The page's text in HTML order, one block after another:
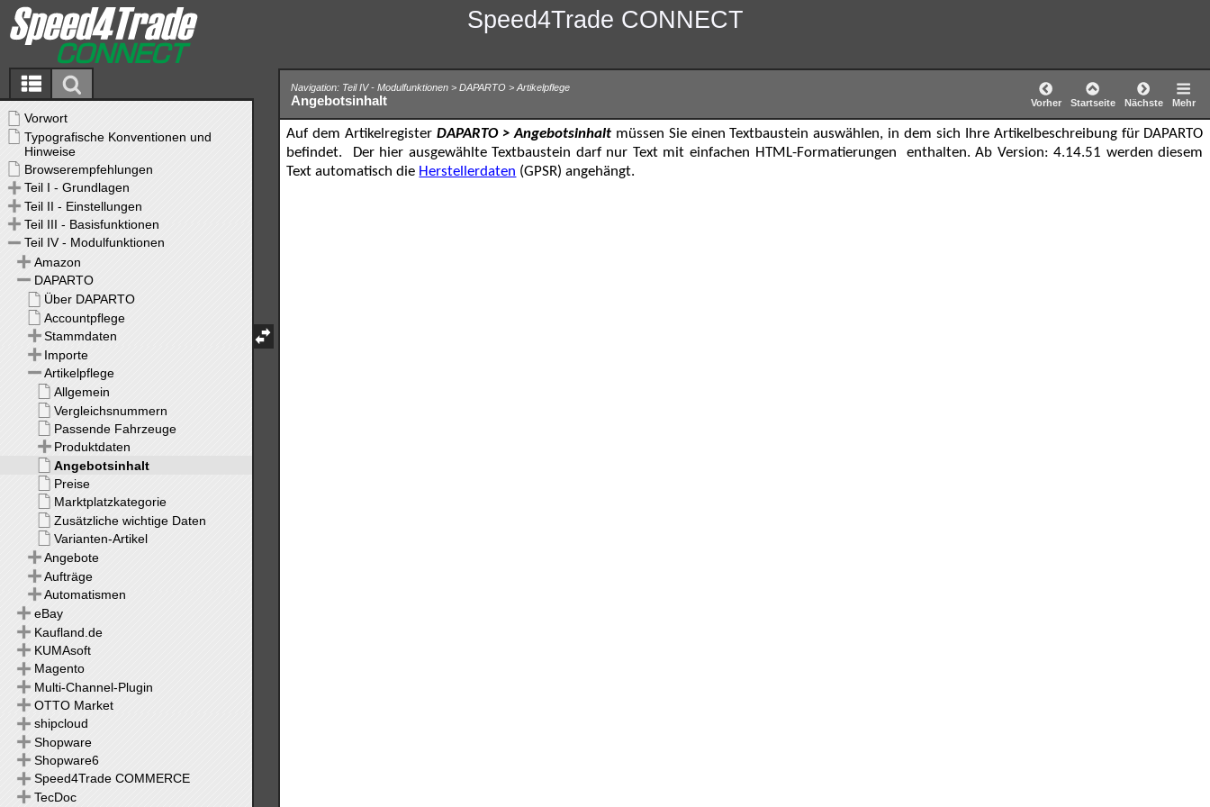
Speed4Trade CONNECT
Navigation: Teil IV - Modulfunktionen > DAPARTO > Artikelpflege
Angebotsinhalt Vorher Startseite Nächste Mehr
Auf dem ArtikelregisterDAPARTO > Angebotsinhaltmüssen Sie einen Textbaustein auswählen, in dem sich Ihre Artikelbeschreibung für DAPARTO
befindet. Der hier ausgewählte Textbaustein darf nur Text mit einfachen HTML-Formatierungen enthalten. Ab Version: 4.14.51 werden diesem
Text automatisch die Herstellerdaten (GPSR) angehängt.